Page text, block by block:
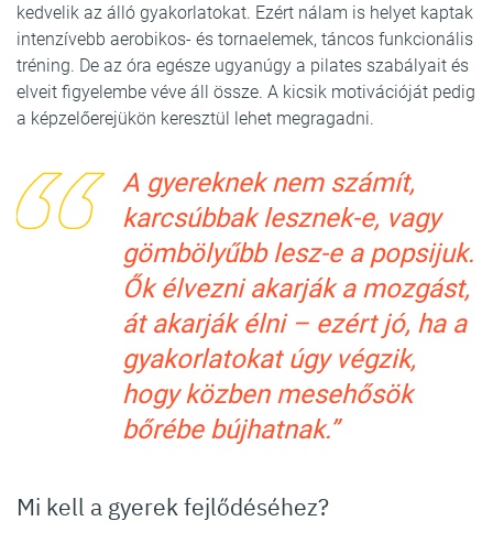
kedvelik az álló gyakorlatokat. Ezért nálam is helyet kaptak
intenzívebb aerobikos- és tornaelemek, táncos funkcionális
tréning. De az óra egésze ugyanúgy a pilates szabályait és
elveit figyelembe véve áll össze. A kicsik motivációját pedig
a képzelőerejükön keresztül lehet megragadni.
A gyereknek nem számít,
karcsúbbak lesznek-e, vagy
gömbölyűbb lesz-e a popsijuk.
Ők élvezni akarják a mozgást,
át akarják élni – ezért jó, ha a
gyakorlatokat úgy végzik,
hogy közben mesehősök
bőrébe bújhatnak.”
Mi kell a gyerek fejlődéséhez?